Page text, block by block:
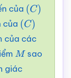
của (C)
của (C)
của các
M sao
giác